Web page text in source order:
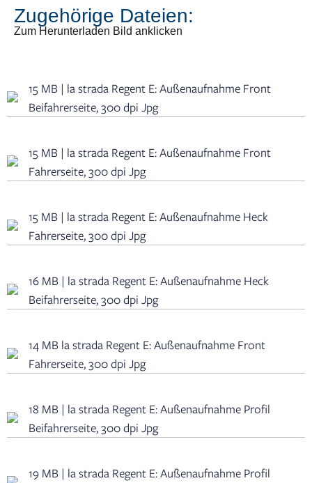
Zugehörige Dateien:
Zum Herunterladen Bild anklicken
15 MB | la strada Regent E: Außenaufnahme Front
Beifahrerseite, 300 dpi Jpg
15 MB | la strada Regent E: Außenaufnahme Front
Fahrerseite, 300 dpi Jpg
15 MB | la strada Regent E: Außenaufnahme Heck
Fahrerseite, 300 dpi Jpg
16 MB | la strada Regent E: Außenaufnahme Heck
Beifahrerseite, 300 dpi Jpg
14 MB la strada Regent E: Außenaufnahme Front
Fahrerseite, 300 dpi Jpg
18 MB | la strada Regent E: Außenaufnahme Profil
Beifahrerseite, 300 dpi Jpg
19 MB | la strada Regent E: Außenaufnahme Profil